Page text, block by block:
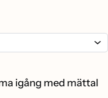
igång med mättal